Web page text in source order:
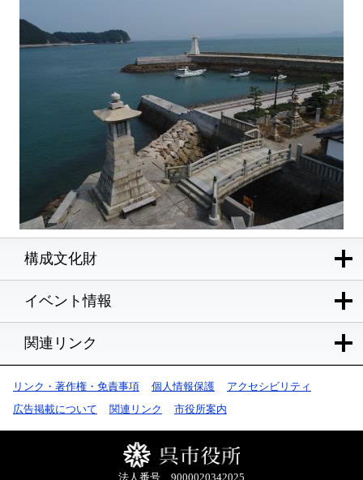
構成文化財
イベント情報
関連リンク
リンク・著作権・免責事項 個人情報保護
アクセシビリティ
広告掲載について
関連リンク 市役所案内
法人番号 9000020342025